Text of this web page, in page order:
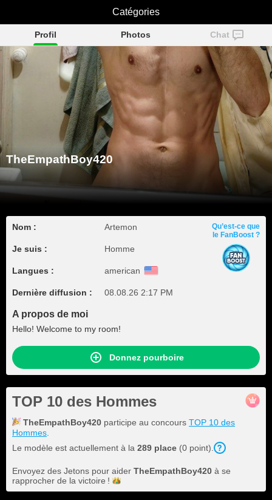
TheEmpathBoy420
Profil Photos Chat
TheEmpathBoy420
Nom : Artemon
Je suis : Homme
Langues : american
Dernière diffusion : 08.08.26 2:17 PM
Qu’est-ce que
le FanBoost ?
A propos de moi
Hello! Welcome to my room!
Donnez pourboire
TOP 10 des Hommes
TheEmpathBoy420 participe au concours TOP 10 des
Hommes
Le modèle est actuellement à la 289 place (0 point).
Envoyez des Jetons pour aider TheEmpathBoy420 à se
rapprocher de la victoire !
Catégories